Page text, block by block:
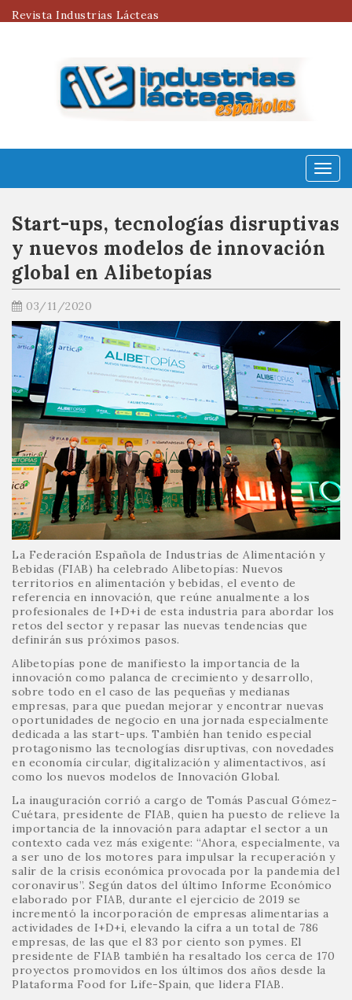
Revista Industrias Lácteas
Menú
Start-ups, tecnologías disruptivas
y nuevos modelos de innovación
global en Alibetopías
03/11/2020
La Federación Española de Industrias de Alimentación y
Bebidas (FIAB) ha celebrado Alibetopías: Nuevos
territorios en alimentación y bebidas, el evento de
referencia en innovación, que reúne anualmente a los
profesionales de I+D+i de esta industria para abordar los
retos del sector y repasar las nuevas tendencias que
definirán sus próximos pasos.
Alibetopías pone de manifiesto la importancia de la
innovación como palanca de crecimiento y desarrollo,
sobre todo en el caso de las pequeñas y medianas
empresas, para que puedan mejorar y encontrar nuevas
oportunidades de negocio en una jornada especialmente
dedicada a las start-ups. También han tenido especial
protagonismo las tecnologías disruptivas, con novedades
en economía circular, digitalización y alimentactivos, así
como los nuevos modelos de Innovación Global.
La inauguración corrió a cargo de Tomás Pascual Gómez-
Cuétara, presidente de FIAB, quien ha puesto de relieve la
importancia de la innovación para adaptar el sector a un
contexto cada vez más exigente: “Ahora, especialmente, va
a ser uno de los motores para impulsar la recuperación y
salir de la crisis económica provocada por la pandemia del
coronavirus”. Según datos del último Informe Económico
elaborado por FIAB, durante el ejercicio de 2019 se
incrementó la incorporación de empresas alimentarias a
actividades de I+D+i, elevando la cifra a un total de 786
empresas, de las que el 83 por ciento son pymes. El
presidente de FIAB también ha resaltado los cerca de 170
proyectos promovidos en los últimos dos años desde la
Plataforma Food for Life-Spain, que lidera FIAB.